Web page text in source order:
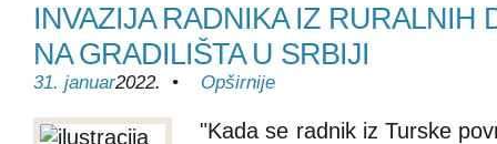
INVAZIJA RADNIKA IZ RURALNIH
NA GRADILIŠTA U SRBIJI
31. januar2022. • Opširnije
"Kada se radnik iz Turske